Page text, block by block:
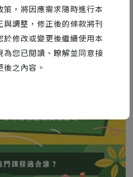
策，將因應需求隨時進行本
調整，修正後的條款將刊
於修改或變更後繼續使用本
為您已閱讀、瞭解並同意接
之內容。
解釋這個故事，我們把這本書
望通過這本書，能夠親子共
化有更多的了解。